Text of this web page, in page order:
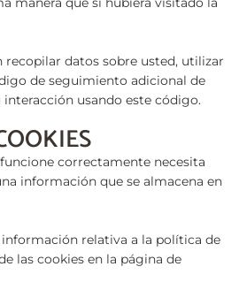
recopilar datos sobre usted, utilizar
de seguimiento adicional de
usando este código.
correctamente necesita
información que se almacena en
relativa a la política de
las cookies en la página de